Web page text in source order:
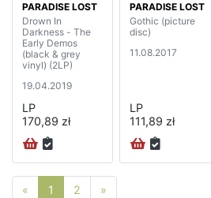
PARADISE LOST
Drown In
Darkness - The
Early Demos
(black & grey
vinyl) (2LP)
19.04.2019
LP
170,89 zł
PARADISE LOST
Gothic (picture
disc)
11.08.2017
LP
111,89 zł
« Poprzednia strona
1 2 »